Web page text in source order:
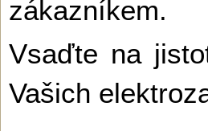
zákazníkem.
Vsaďte na
Vašich